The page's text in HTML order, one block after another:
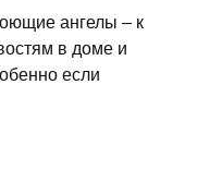
ангелы – к
в доме и
если